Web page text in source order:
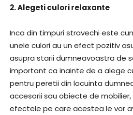
2. Alegeti culori relaxante
Inca din timpuri stravechi este
unele culori au un efect pozitiv
asupra starii dumneavoastra de
important ca inainte de a alege
pentru peretii din locuinta
accesorii sau obiecte de
efectele pe care acestea le vor